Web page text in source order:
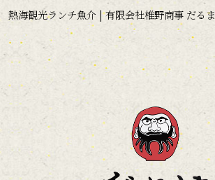
熱海観光ランチ魚介 | 有限会社椎野商事 だるま